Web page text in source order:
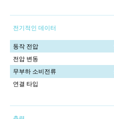
전기적인 데이터
동작 전압
전압 변동
무부하 소비전류
연결 타입